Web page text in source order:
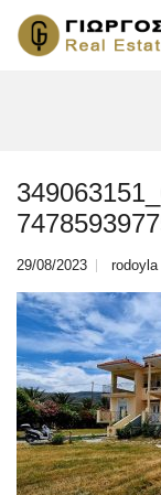
29/08/2023